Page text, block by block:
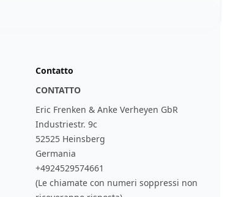
Contatto
CONTATTO
Eric Frenken & Anke Verheyen GbR
Industriestr. 9c
52525 Heinsberg
Germania
+4924529574661
(Le chiamate con numeri soppressi non